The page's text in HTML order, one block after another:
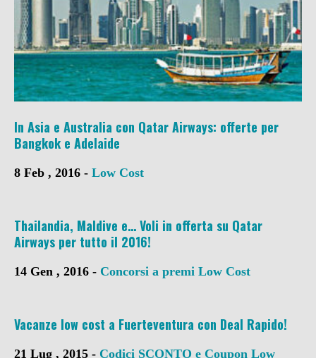
In Asia e Australia con Qatar Airways: offerte per
Bangkok e Adelaide
8 Feb , 2016 - Low Cost
Thailandia, Maldive e… Voli in offerta su Qatar
Airways per tutto il 2016!
14 Gen , 2016 - Concorsi a premi Low Cost
Vacanze low cost a Fuerteventura con Deal Rapido!
21 Lug , 2015 - Codici SCONTO e Coupon Low